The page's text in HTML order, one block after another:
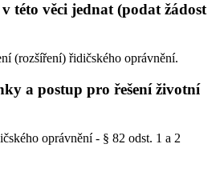
této věci jednat (podat žádost
(rozšíření) řidičského oprávnění.
a postup pro řešení životní
oprávnění - § 82 odst. 1 a 2